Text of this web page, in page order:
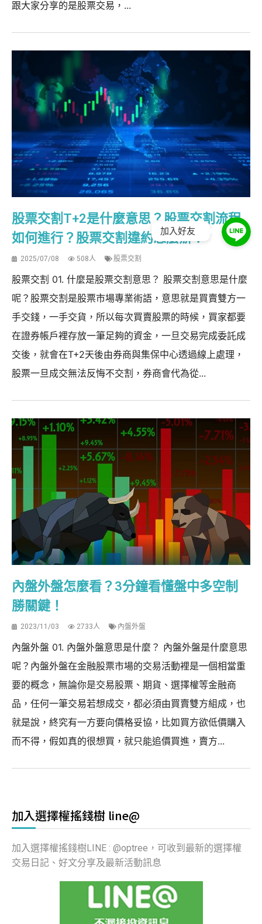
跟大家分享的是股票交易，...
股票交割T+2是什麼意思？股票交割流程
如何進行？股票交割違約怎麼辦？
2025/07/08 508人 股票交割
股票交割 01. 什麼是股票交割意思？ 股票交割意思是什麼
呢？股票交割是股票市場專業術語，意思就是買賣雙方一
手交錢，一手交貨，所以每次買賣股票的時候，買家都要
在證券帳戶裡存放一筆足夠的資金，一旦交易完成委託成
交後，就會在T+2天後由券商與集保中心透過線上處理，
股票一旦成交無法反悔不交割，券商會代為從...
內盤外盤怎麼看？3分鐘看懂盤中多空制
勝關鍵！
2023/11/03 2733人 內盤外盤
內盤外盤 01. 內盤外盤意思是什麼？ 內盤外盤是什麼意思
呢？內盤外盤在金融股票市場的交易活動裡是一個相當重
要的概念，無論你是交易股票、期貨、選擇權等金融商
品，任何一筆交易若想成交，都必須由買賣雙方組成，也
就是說，終究有一方要向價格妥協，比如買方欲低價購入
而不得，假如真的很想買，就只能追價買進，賣方...
加入選擇權搖錢樹 line@
加入選擇權搖錢樹LINE : @optree，可收到最新的選擇權
交易日記、好文分享及最新活動訊息
加入好友